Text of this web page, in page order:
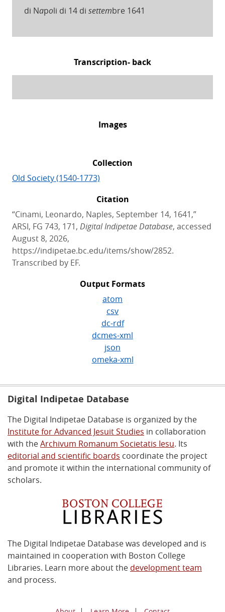
di Napoli di 14 di settembre 1641
Transcription- back
Images
Collection
Old Society (1540-1773)
Citation
“Cinami, Leonardo, Naples, September 14, 1641,”
ARSI, FG 743, 171, Digital Indipetae Database, accessed
August 8, 2026,
https://indipetae.bc.edu/items/show/2852.
Transcribed by EF.
Output Formats
atom
csv
dc-rdf
dcmes-xml
json
omeka-xml
Digital Indipetae Database
The Digital Indipetae Database is organized by the
Institute for Advanced Jesuit Studies in collaboration
with theArchivum Romanum Societatis Iesu. Its
editorial and scientific boards coordinate the project
and promote it within the international community of
scholars.
The Digital Indipetae Database was developed and is
maintained in cooperation with Boston College
Libraries. Learn more about the development team
and process.